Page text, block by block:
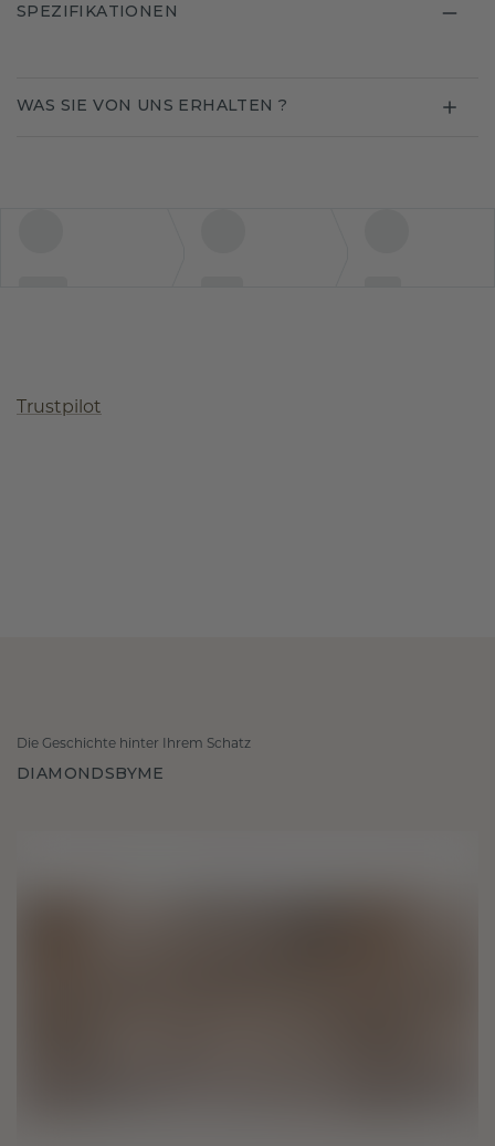
SPEZIFIKATIONEN
WAS SIE VON UNS ERHALTEN ?
Trustpilot
Die Geschichte hinter Ihrem Schatz
DIAMONDSBYME